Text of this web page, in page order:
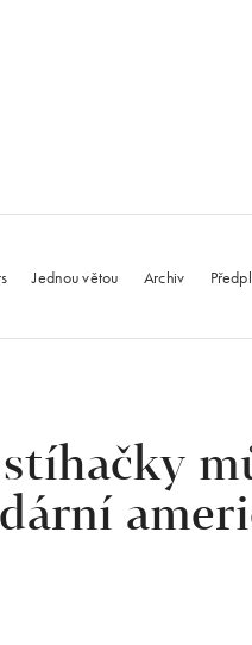
Jednou větou Archiv